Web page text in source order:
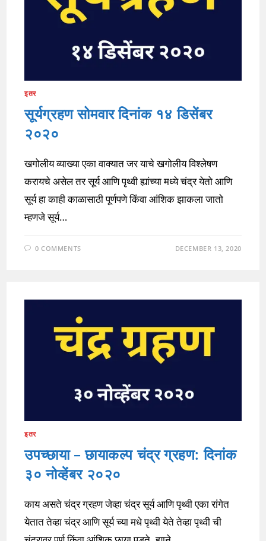
इतर
सूर्यग्रहण सोमवार दिनांक १४ डिसेंबर
२०२०
खगोलीय व्याख्या एका वाक्यात जर याचे खगोलीय विश्लेषण
करायचे असेल तर सूर्य आणि पृथ्वी ह्यांच्या मध्ये चंद्र येतो आणि
सूर्य हा काही काळासाठी पूर्णपणे किंवा आंशिक झाकला जातो
म्हणजे सूर्य…
0 COMMENTS DECEMBER 13, 2020
इतर
उपच्छाया – छायाकल्प चंद्र ग्रहण: दिनांक
३० नोव्हेंबर २०२०
काय असते चंद्र ग्रहण जेव्हा चंद्र सूर्य आणि पृथ्वी एका रांगेत
येतात तेव्हा चंद्र आणि सूर्य च्या मधे पृथ्वी येते तेव्हा पृथ्वी ची